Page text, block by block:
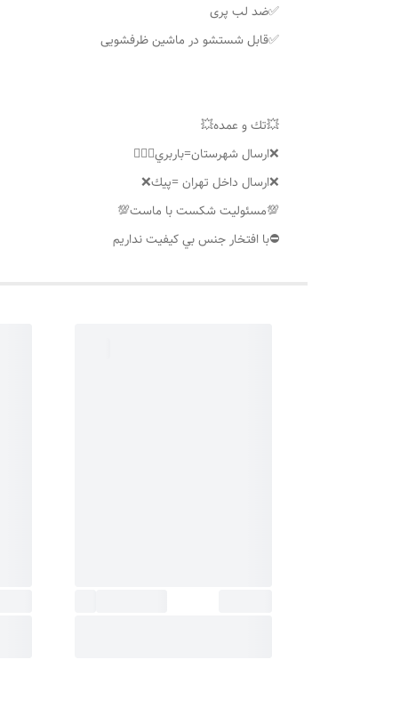
✅ضد لب پری
✅قابل شستشو در ماشین ظرفشویی
💥تك و عمده💥
❌ارسال شهرستان=باربري👌🏼❌
❌ارسال داخل تهران =پيك❌
💯مسئوليت شكست با ماست💯
⛔️با افتخار جنس بي كيفيت نداريم